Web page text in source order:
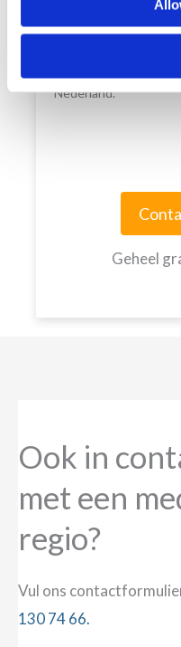
bij het enige erkende
Nederland.
Geheel
Ook in
met een
regio?
Vul ons
130 74 66.